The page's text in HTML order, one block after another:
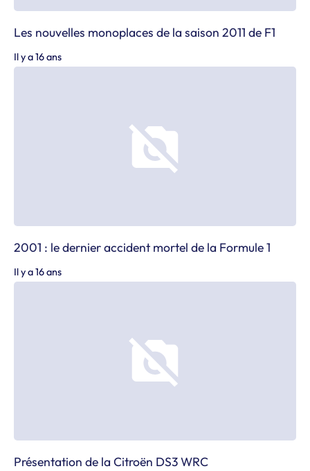
Les nouvelles monoplaces de la saison 2011 de F1
Il y a 16 ans
2001 : le dernier accident mortel de la Formule 1
Il y a 16 ans
Présentation de la Citroën DS3 WRC